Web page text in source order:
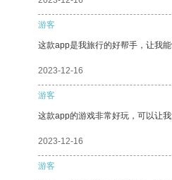
游客
这款app是我旅行的好帮手，让我
2023-12-16
游客
这款app的游戏非常好玩，可以让我
2023-12-16
游客